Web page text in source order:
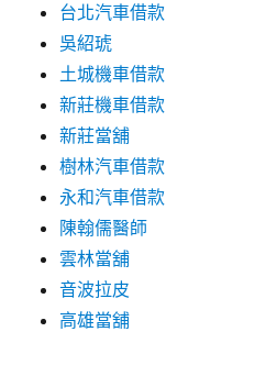
台北汽車借款
吳紹琥
土城機車借款
新莊機車借款
新莊當舖
樹林汽車借款
永和汽車借款
陳翰儒醫師
雲林當舖
音波拉皮
高雄當舖